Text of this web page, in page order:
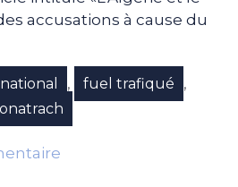
accusations à cause du
, fuel trafiqué ,